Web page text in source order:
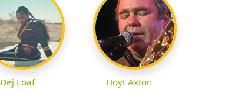
Dej Loaf Hoyt Axton